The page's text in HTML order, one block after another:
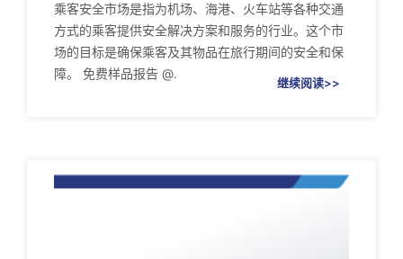
乘客安全市场是指为机场、海港、火车站等各种交通
方式的乘客提供安全解决方案和服务的行业。这个市
场的目标是确保乘客及其物品在旅行期间的安全和保
障。 免费样品报告 @.
继续阅读>>